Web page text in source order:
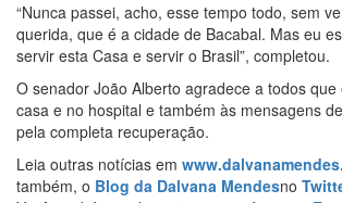
“Nunca passei, acho, esse tempo todo, sem
querida, que é a cidade de Bacabal. Mas eu
servir esta Casa e servir o Brasil”, completou.
O senador João Alberto agradece a todos que
casa e no hospital e também às mensagens
pela completa recuperação.
Leia outras notícias em
também, o Blog da Dalvana Mendesno